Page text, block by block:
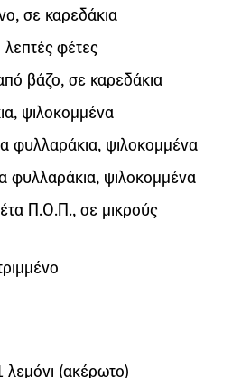
σε καρεδάκια
λεπτές φέτες
βάζο, σε καρεδάκια
ψιλοκομμένα
φυλλαράκια, ψιλοκομμένα
φυλλαράκια, ψιλοκομμένα
Π.Ο.Π., σε μικρούς
(ακέρωτο)